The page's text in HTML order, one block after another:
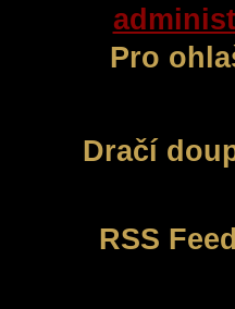
Pro
Dračí
RSS